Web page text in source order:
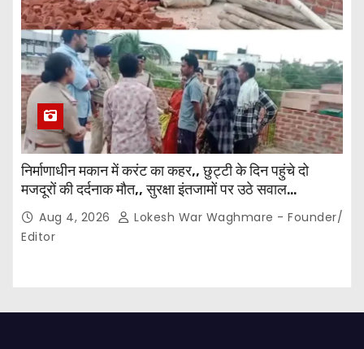
निर्माणाधीन मकान में करंट का कहर,, छुट्टी के दिन पहुंचे दो
मजदूरों की दर्दनाक मौत,, सुरक्षा इंतजामों पर उठे सवाल…
Aug 4, 2026
Lokesh War Waghmare - Founder/
Editor